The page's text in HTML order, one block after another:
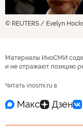
© REUTERS / Evelyn
Материалы ИноСМИ
и не отражают позицию
Читать inosmi.ru в